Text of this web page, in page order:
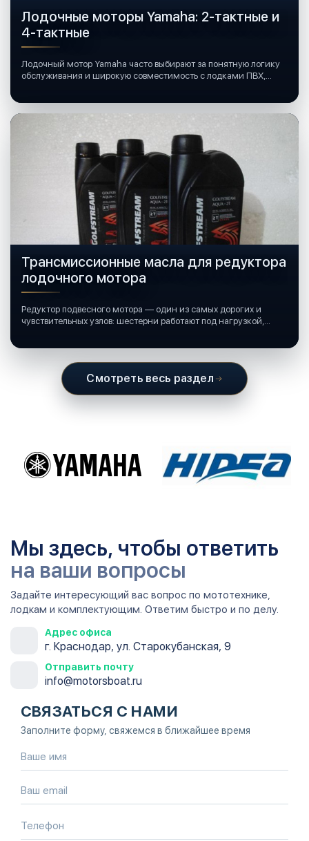
Лодочные моторы Yamaha: 2-тактные и
4-тактные
Лодочный мотор Yamaha часто выбирают за понятную логику
обслуживания и широкую совместимость с лодками ПВХ,
Трансмиссионные масла для редуктора
лодочного мотора
Редуктор подвесного мотора — один из самых дорогих и
чувствительных узлов: шестерни работают под нагрузкой,
Смотреть весь раздел
Мы здесь, чтобы ответить
на ваши вопросы
Задайте интересующий вас вопрос по мототехнике,
лодкам и комплектующим. Ответим быстро и по делу.
Адрес офиса
г. Краснодар, ул. Старокубанская, 9
Отправить почту
info@motorsboat.ru
СВЯЗАТЬСЯ С НАМИ
Заполните форму, свяжемся в ближайшее время